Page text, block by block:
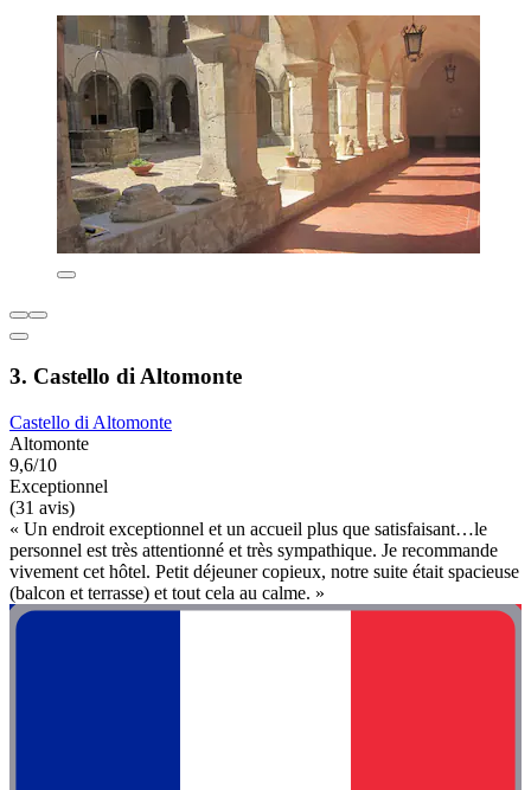
3. Castello di Altomonte
Castello di Altomonte
Altomonte
9,6/10
Exceptionnel
(31 avis)
« Un endroit exceptionnel et un accueil plus que satisfaisant…le
personnel est très attentionné et très sympathique. Je recommande
vivement cet hôtel. Petit déjeuner copieux, notre suite était spacieuse
(balcon et terrasse) et tout cela au calme. »